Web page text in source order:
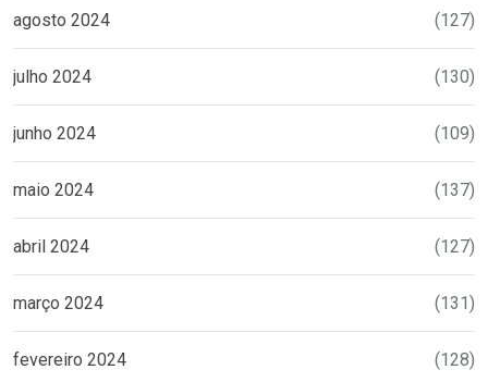
agosto 2024 (127)
julho 2024 (130)
junho 2024 (109)
maio 2024 (137)
abril 2024 (127)
março 2024 (131)
fevereiro 2024 (128)